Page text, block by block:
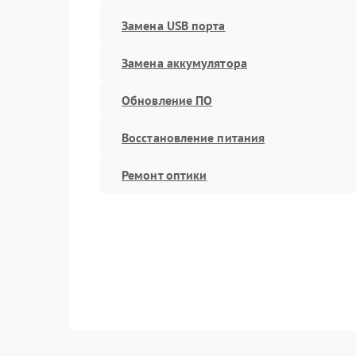
Замена USB порта
Замена аккумулятора
Обновление ПО
Восстановление питания
Ремонт оптики